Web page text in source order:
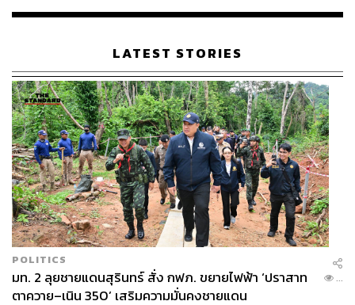
เรือนไทยที่ถูกซุกไว้
LATEST STORIES
POLITICS
มท. 2 ลุยชายแดนสุรินทร์ สั่ง กฟภ. ขยายไฟฟ้า ‘ปราสาท
ตาควาย–เนิน 350’ เสริมความมั่นคงชายแดน
...